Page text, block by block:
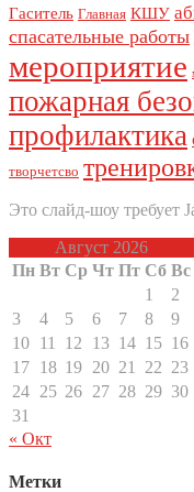
Гаситель Главная КШУ
спасательные работы
мероприятие
пожарная
профилактика
творчетсво
Это слайд-шоу требует
Август 2026
Пн Вт Ср Чт Пт Сб Вс
1
2
3
4 5 6 7 8
9
10 11 12 13 14 15 16
17 18 19 20 21 22 23
24 25 26 27 28 29 30
31
« Окт
Метки